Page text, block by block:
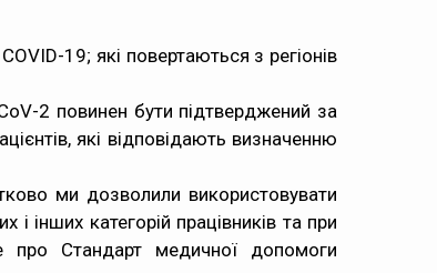
19; які повертаються з регіонів
2 повинен бути підтверджений за
які відповідають визначенню
ми дозволили використовувати
інших категорій працівників та при
про Стандарт медичної допомоги